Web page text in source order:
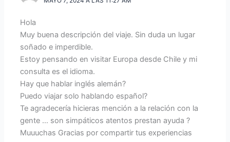
Hola
Muy buena descripción del viaje. Sin duda un lugar
soñado e imperdible.
Estoy pensando en visitar Europa desde Chile y mi
consulta es el idioma.
Hay que hablar inglés alemán?
Puedo viajar solo hablando español?
Te agradecería hicieras mención a la relación con la
gente … son simpáticos atentos prestan ayuda ?
Muuuchas Gracias por compartir tus experiencias